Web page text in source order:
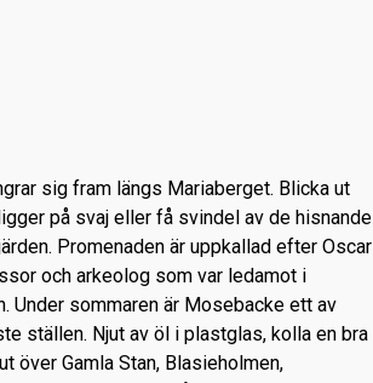
sig fram längs Mariaberget. Blicka ut
på svaj eller få svindel av de hisnande
Promenaden är uppkallad efter Oscar
och arkeolog som var ledamot i
Under sommaren är Mosebacke ett av
ställen. Njut av öl i plastglas, kolla en bra
över Gamla Stan, Blasieholmen,